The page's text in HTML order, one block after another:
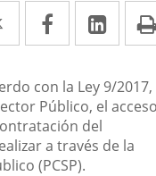
Twitter
Enlace
a
una
aplicación
externa.
Facebook
Enlace
a
una
aplicación
externa.
a
una
con la Ley 9/2017,
Público, el
del
a través de la
(PCSP).